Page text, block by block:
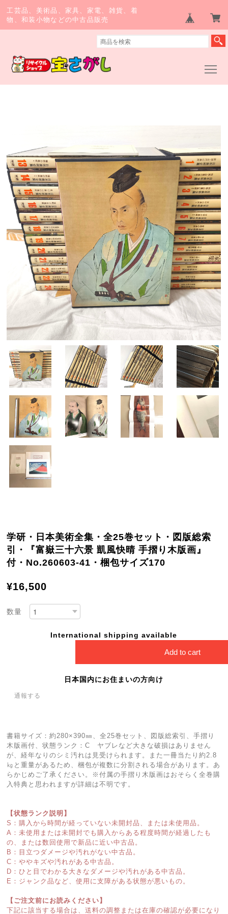
工芸品、美術品、家具、家電、雑貨、着
物、和装小物などの中古品販売
学研・日本美術全集・全25巻セット・図版総索
引・『富嶽三十六景 凱風快晴 手摺り木版画』
付・No.260603-41・梱包サイズ170
¥16,500
数量
International shipping available
Add to cart
日本国内にお住まいの方向け
通報する
書籍サイズ：約280×390㎜、全25巻セット、図版総索引、手摺り
木版画付、状態ランク：C ヤブレなど大きな破損はありません
が、経年なりのシミ汚れは見受けられます。また一冊当たり約2.8
㎏と重量があるため、梱包が複数に分割される場合があります。あ
らかじめご了承ください。※付属の手摺り木版画はおそらく全巻購
入特典と思われますが詳細は不明です。
【状態ランク説明】
S：購入から時間が経っていない未開封品、または未使用品。
A：未使用または未開封でも購入からある程度時間が経過したも
の、または数回使用で新品に近い中古品。
B：目立つダメージや汚れがない中古品。
C：ややキズや汚れがある中古品。
D：ひと目でわかる大きなダメージや汚れがある中古品。
E：ジャンク品など、使用に支障がある状態が悪いもの。
【ご注文前にお読みください】
下記に該当する場合は、送料の調整または在庫の確認が必要になり